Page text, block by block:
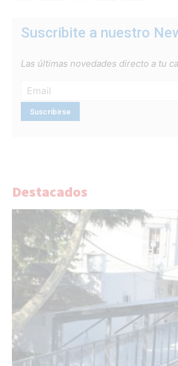
Suscribite a nuestro
Las últimas novedades directo a tu
Destacados